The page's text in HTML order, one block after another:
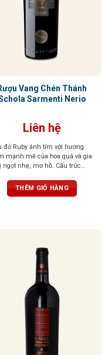
Vang Chén Thánh
Sarmenti Nerio
Liên hệ
đỏ Ruby ánh tím với hương
mạnh mẽ của hoa quả và gia
ngọt nhẹ, mơ hồ. Cấu trúc
THÊM GIỎ HÀNG